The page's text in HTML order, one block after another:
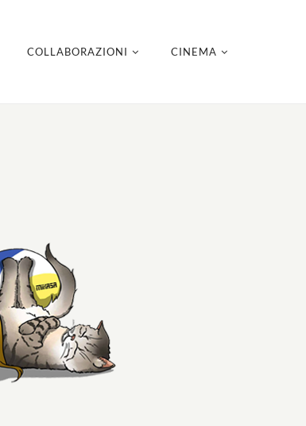
COLLABORAZIONI CINEMA